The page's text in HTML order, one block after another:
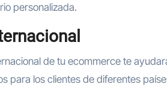
personalizada.
de tu ecommerce te
para los clientes de diferentes